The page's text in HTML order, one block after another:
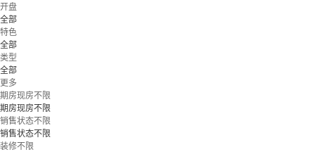
开盘
全部
特色
全部
类型
全部
更多
期房现房不限
期房现房不限
销售状态不限
销售状态不限
装修不限